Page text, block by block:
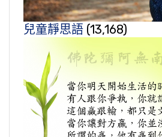
兒童靜思語 (13,168)